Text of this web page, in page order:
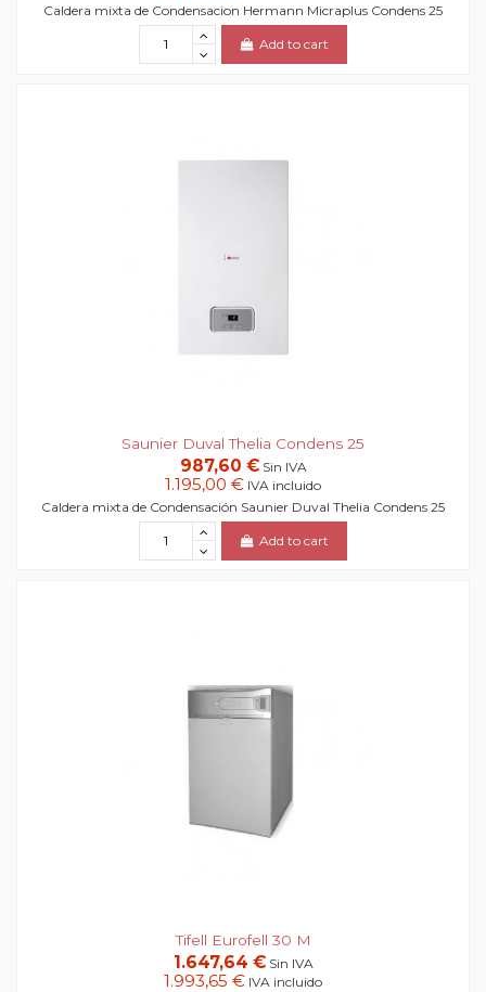
Caldera mixta de Condensacion Hermann Micraplus Condens 25
Add to cart
Saunier Duval Thelia Condens 25
987,60 € Sin IVA
1.195,00 € IVA incluido
Caldera mixta de Condensación Saunier Duval Thelia Condens 25
Add to cart
Tifell Eurofell 30 M
1.647,64 € Sin IVA
1.993,65 € IVA incluido